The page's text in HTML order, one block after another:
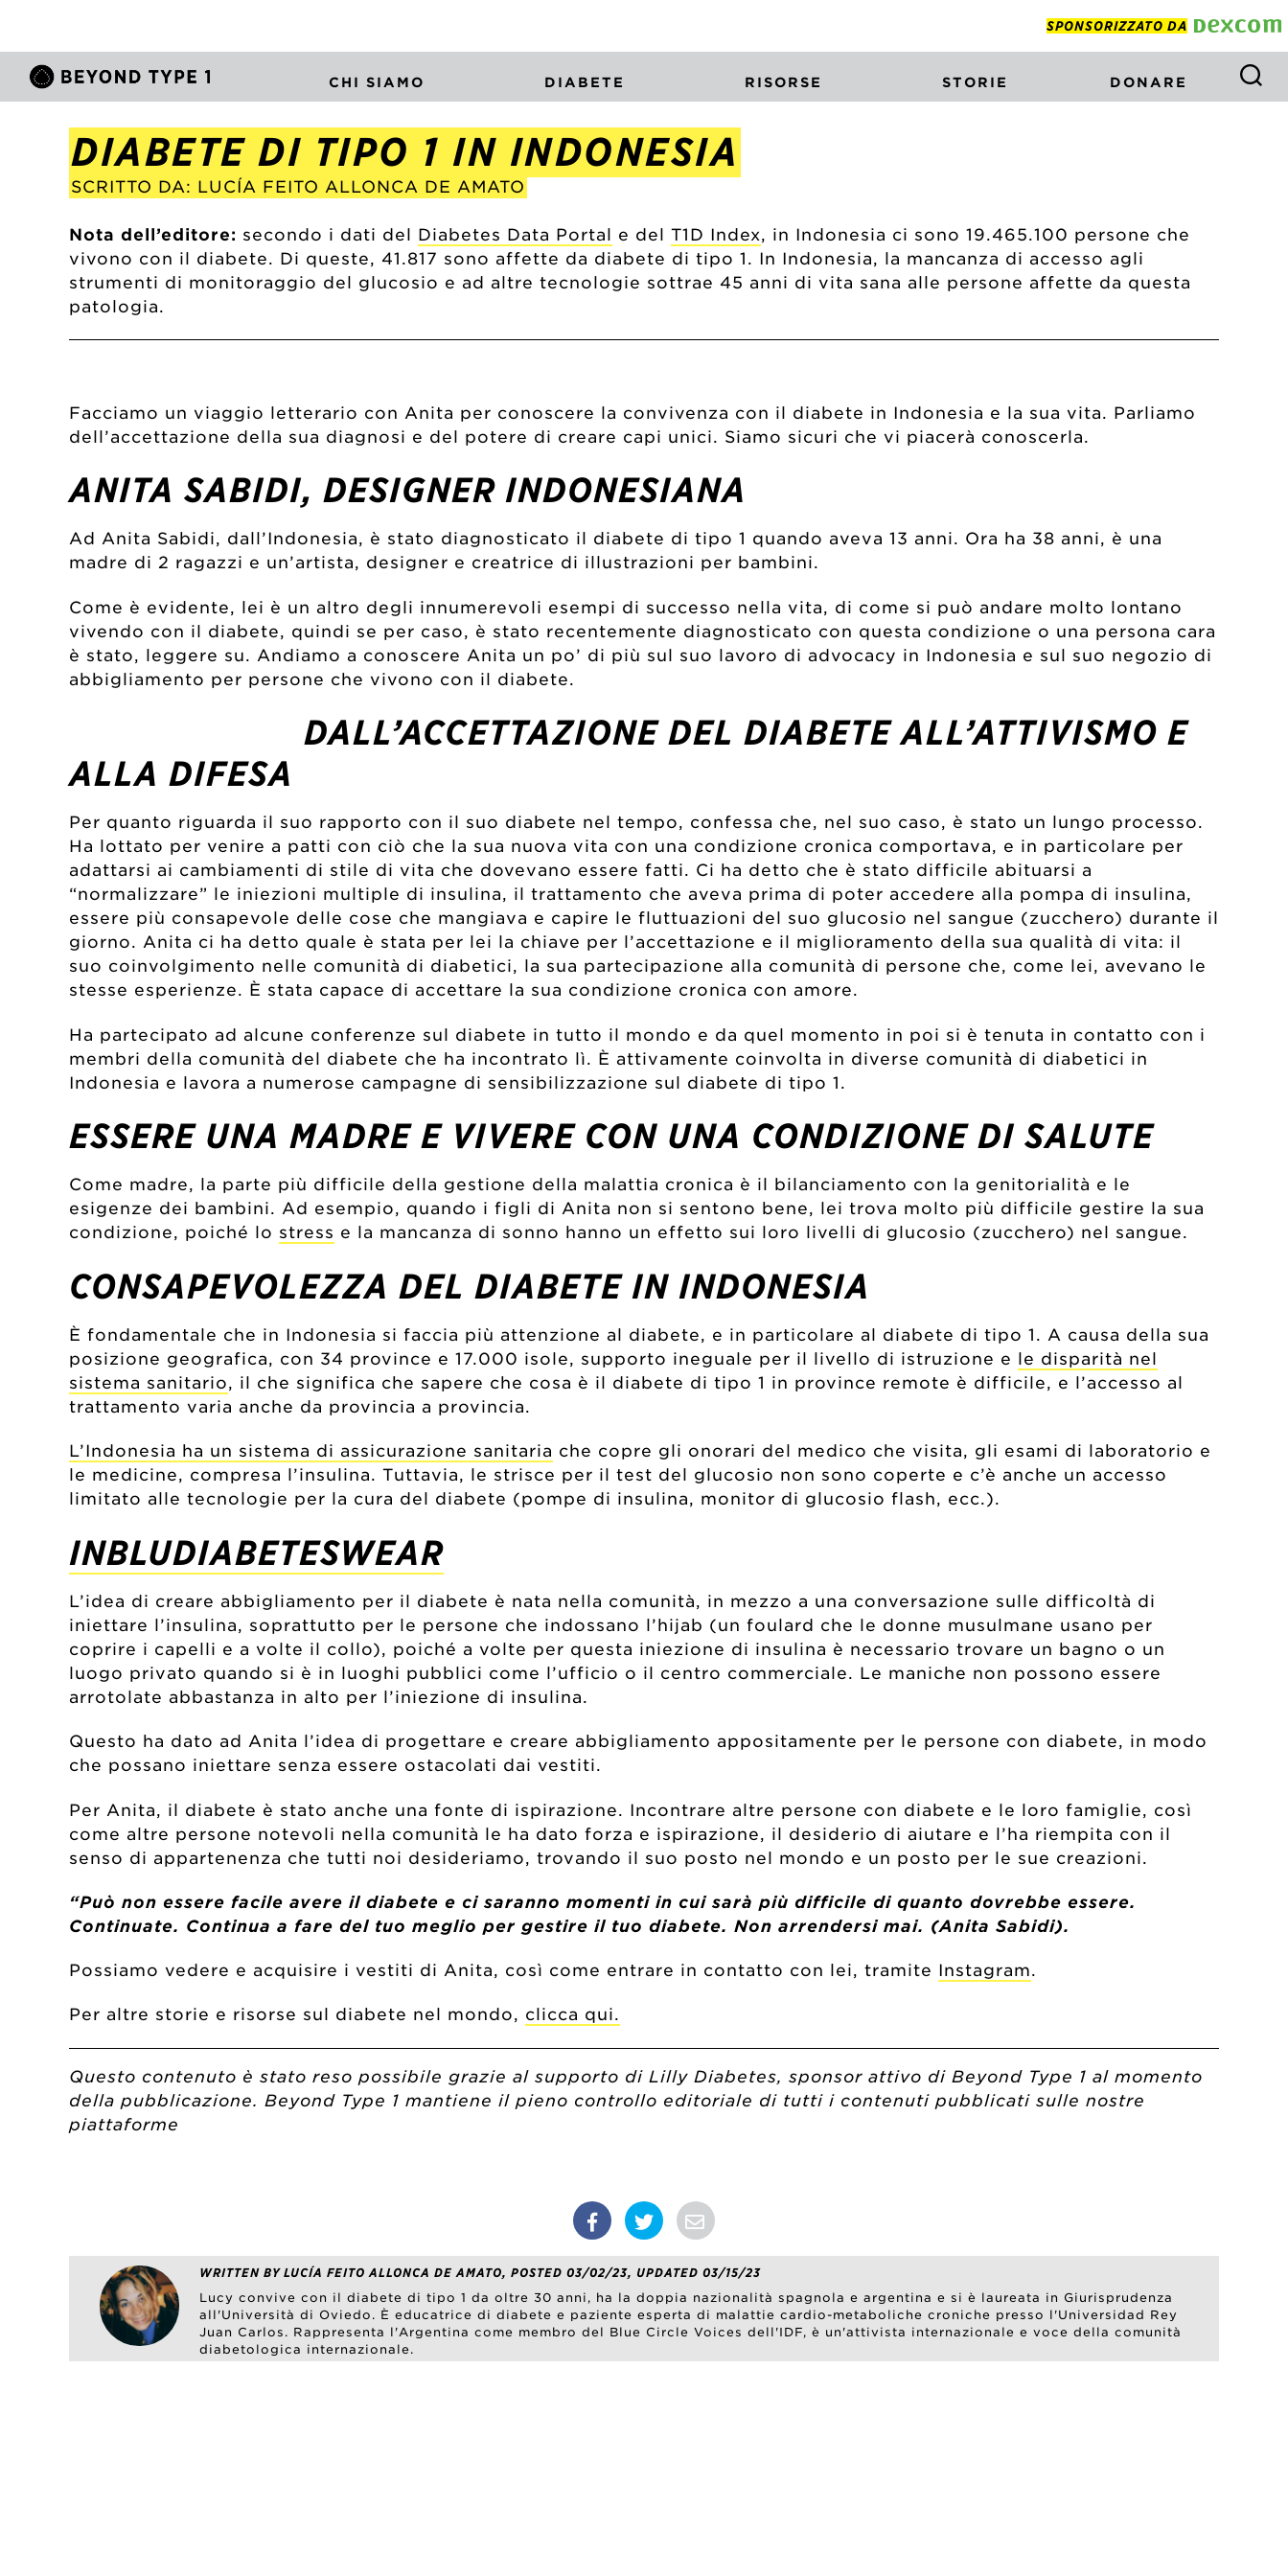
SPONSORIZZATO DA
CHI SIAMO DIABETE RISORSE STORIE DONARE
DIABETE DI TIPO 1 IN INDONESIA
SCRITTO DA: LUCÍA FEITO ALLONCA DE AMATO
Nota dell’editore: secondo i dati del Diabetes Data Portal e del T1D Index, in Indonesia ci sono 19.465.100 persone che
vivono con il diabete. Di queste, 41.817 sono affette da diabete di tipo 1. In Indonesia, la mancanza di accesso agli
strumenti di monitoraggio del glucosio e ad altre tecnologie sottrae 45 anni di vita sana alle persone affette da questa
patologia.
Facciamo un viaggio letterario con Anita per conoscere la convivenza con il diabete in Indonesia e la sua vita. Parliamo
dell’accettazione della sua diagnosi e del potere di creare capi unici. Siamo sicuri che vi piacerà conoscerla.
ANITA SABIDI, DESIGNER INDONESIANA
Ad Anita Sabidi, dall’Indonesia, è stato diagnosticato il diabete di tipo 1 quando aveva 13 anni. Ora ha 38 anni, è una
madre di 2 ragazzi e un’artista, designer e creatrice di illustrazioni per bambini.
Come è evidente, lei è un altro degli innumerevoli esempi di successo nella vita, di come si può andare molto lontano
vivendo con il diabete, quindi se per caso, è stato recentemente diagnosticato con questa condizione o una persona cara
è stato, leggere su. Andiamo a conoscere Anita un po’ di più sul suo lavoro di advocacy in Indonesia e sul suo negozio di
abbigliamento per persone che vivono con il diabete.
DALL’ACCETTAZIONE DEL DIABETE ALL’ATTIVISMO E
ALLA DIFESA
Per quanto riguarda il suo rapporto con il suo diabete nel tempo, confessa che, nel suo caso, è stato un lungo processo.
Ha lottato per venire a patti con ciò che la sua nuova vita con una condizione cronica comportava, e in particolare per
adattarsi ai cambiamenti di stile di vita che dovevano essere fatti. Ci ha detto che è stato difficile abituarsi a
“normalizzare” le iniezioni multiple di insulina, il trattamento che aveva prima di poter accedere alla pompa di insulina,
essere più consapevole delle cose che mangiava e capire le fluttuazioni del suo glucosio nel sangue (zucchero) durante il
giorno. Anita ci ha detto quale è stata per lei la chiave per l’accettazione e il miglioramento della sua qualità di vita: il
suo coinvolgimento nelle comunità di diabetici, la sua partecipazione alla comunità di persone che, come lei, avevano le
stesse esperienze. È stata capace di accettare la sua condizione cronica con amore.
Ha partecipato ad alcune conferenze sul diabete in tutto il mondo e da quel momento in poi si è tenuta in contatto con i
membri della comunità del diabete che ha incontrato lì. È attivamente coinvolta in diverse comunità di diabetici in
Indonesia e lavora a numerose campagne di sensibilizzazione sul diabete di tipo 1.
ESSERE UNA MADRE E VIVERE CON UNA CONDIZIONE DI SALUTE
Come madre, la parte più difficile della gestione della malattia cronica è il bilanciamento con la genitorialità e le
esigenze dei bambini. Ad esempio, quando i figli di Anita non si sentono bene, lei trova molto più difficile gestire la sua
condizione, poiché lo stress e la mancanza di sonno hanno un effetto sui loro livelli di glucosio (zucchero) nel sangue.
CONSAPEVOLEZZA DEL DIABETE IN INDONESIA
È fondamentale che in Indonesia si faccia più attenzione al diabete, e in particolare al diabete di tipo 1. A causa della sua
posizione geografica, con 34 province e 17.000 isole, supporto ineguale per il livello di istruzione e le disparità nel
sistema sanitario, il che significa che sapere che cosa è il diabete di tipo 1 in province remote è difficile, e l’accesso al
trattamento varia anche da provincia a provincia.
L’Indonesia ha un sistema di assicurazione sanitaria che copre gli onorari del medico che visita, gli esami di laboratorio e
le medicine, compresa l’insulina. Tuttavia, le strisce per il test del glucosio non sono coperte e c’è anche un accesso
limitato alle tecnologie per la cura del diabete (pompe di insulina, monitor di glucosio flash, ecc.).
INBLUDIABETESWEAR
L’idea di creare abbigliamento per il diabete è nata nella comunità, in mezzo a una conversazione sulle difficoltà di
iniettare l’insulina, soprattutto per le persone che indossano l’hijab (un foulard che le donne musulmane usano per
coprire i capelli e a volte il collo), poiché a volte per questa iniezione di insulina è necessario trovare un bagno o un
luogo privato quando si è in luoghi pubblici come l’ufficio o il centro commerciale. Le maniche non possono essere
arrotolate abbastanza in alto per l’iniezione di insulina.
Questo ha dato ad Anita l’idea di progettare e creare abbigliamento appositamente per le persone con diabete, in modo
che possano iniettare senza essere ostacolati dai vestiti.
Per Anita, il diabete è stato anche una fonte di ispirazione. Incontrare altre persone con diabete e le loro famiglie, così
come altre persone notevoli nella comunità le ha dato forza e ispirazione, il desiderio di aiutare e l’ha riempita con il
senso di appartenenza che tutti noi desideriamo, trovando il suo posto nel mondo e un posto per le sue creazioni.
“Può non essere facile avere il diabete e ci saranno momenti in cui sarà più difficile di quanto dovrebbe essere.
Continuate. Continua a fare del tuo meglio per gestire il tuo diabete. Non arrendersi mai. (Anita Sabidi).
Possiamo vedere e acquisire i vestiti di Anita, così come entrare in contatto con lei, tramite Instagram.
Per altre storie e risorse sul diabete nel mondo, clicca qui.
Questo contenuto è stato reso possibile grazie al supporto di Lilly Diabetes, sponsor attivo di Beyond Type 1 al momento
della pubblicazione. Beyond Type 1 mantiene il pieno controllo editoriale di tutti i contenuti pubblicati sulle nostre
piattaforme
WRITTEN BY LUCÍA FEITO ALLONCA DE AMATO, POSTED 03/02/23, UPDATED 03/15/23
Lucy convive con il diabete di tipo 1 da oltre 30 anni, ha la doppia nazionalità spagnola e argentina e si è laureata in Giurisprudenza
all'Università di Oviedo. È educatrice di diabete e paziente esperta di malattie cardio-metaboliche croniche presso l'Universidad Rey
Juan Carlos. Rappresenta l'Argentina come membro del Blue Circle Voices dell'IDF, è un'attivista internazionale e voce della comunità
diabetologica internazionale.